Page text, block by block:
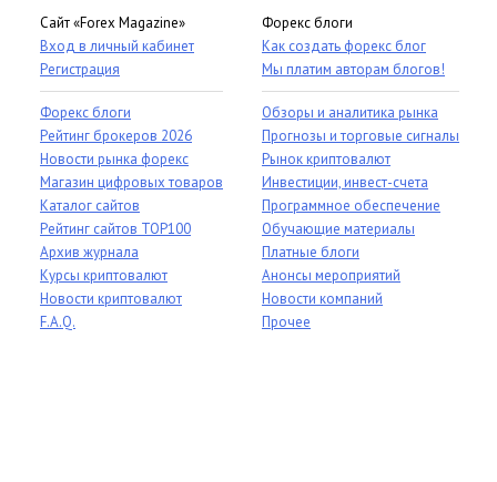
Сайт «Forex Magazine»
Вход в личный кабинет
Регистрация
Форекс блоги
Рейтинг брокеров 2026
Новости рынка форекс
Магазин цифровых товаров
Каталог сайтов
Рейтинг сайтов TOP100
Архив журнала
Курсы криптовалют
Новости криптовалют
F.A.Q.
Форекс блоги
Как создать форекс блог
Мы платим авторам блогов!
Обзоры и аналитика рынка
Прогнозы и торговые сигналы
Рынок криптовалют
Инвестиции, инвест-счета
Программное обеспечение
Обучающие материалы
Платные блоги
Анонсы мероприятий
Новости компаний
Прочее